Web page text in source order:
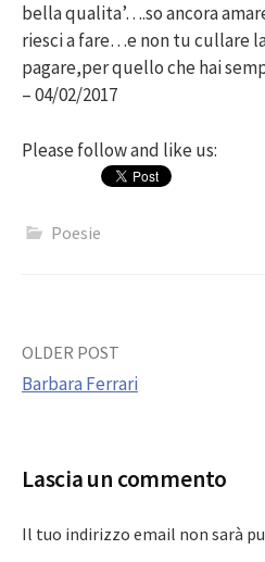
bella qualita’….so ancora
riesci a fare…e non tu cullare
pagare,per quello che hai
– 04/02/2017
Please follow and like us:
Poesie
Post
OLDER POST
Barbara Ferrari
Lascia un commento
Il tuo indirizzo email non sarà